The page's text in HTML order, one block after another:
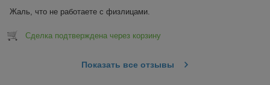
Жаль, что не работаете с физлицами.
Сделка подтверждена через корзину
Показать все отзывы